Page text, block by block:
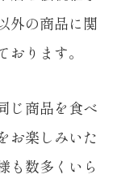
外の商品に関
ります。
じ商品を食べ
お楽しみいた
も数多くいら